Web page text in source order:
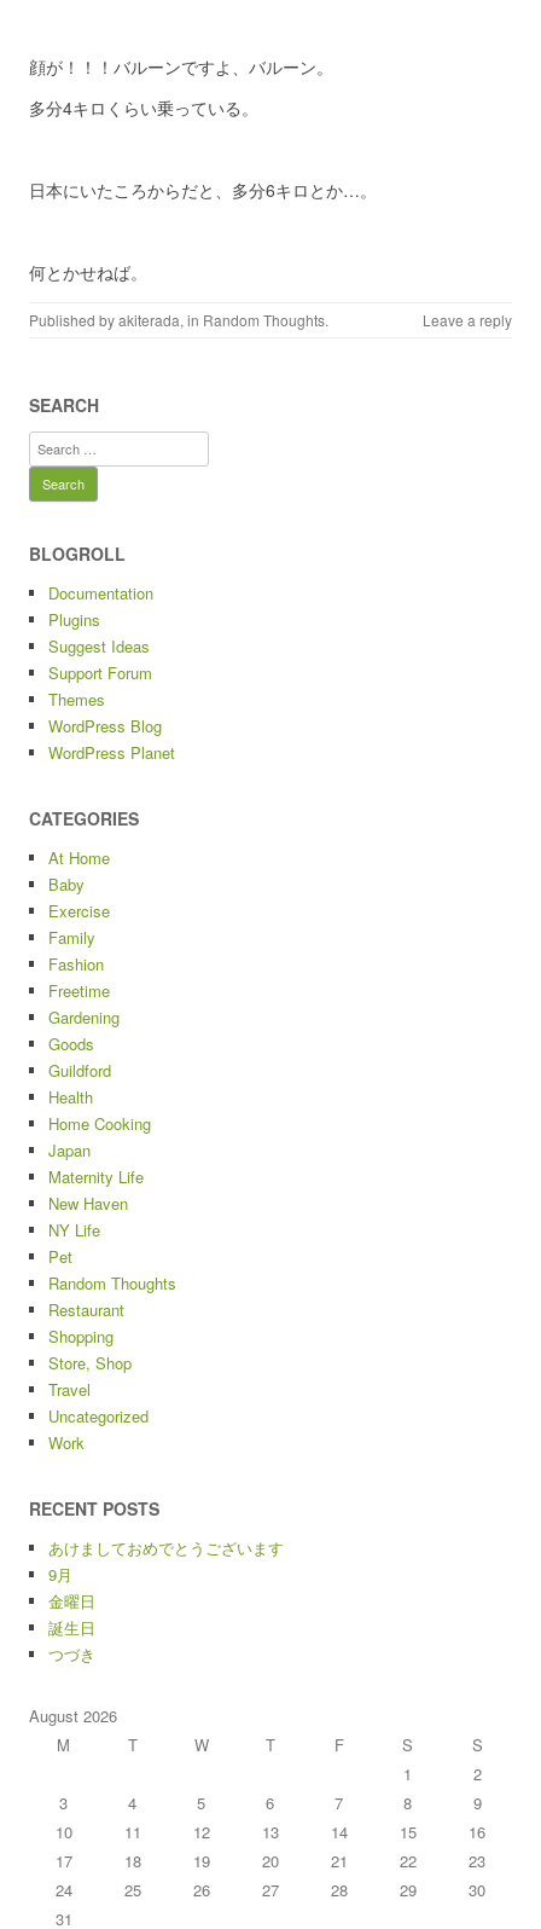
顔が！！！バルーンですよ、バルーン。
多分4キロくらい乗っている。
日本にいたころからだと、多分6キロとか…。
何とかせねば。
Published byakiterada, in Random Thoughts. Leave a reply
SEARCH
Search
for:
BLOGROLL
Documentation
Plugins
Suggest Ideas
Support Forum
Themes
WordPress Blog
WordPress Planet
CATEGORIES
At Home
Baby
Exercise
Family
Fashion
Freetime
Gardening
Goods
Guildford
Health
Home Cooking
Japan
Maternity Life
New Haven
NY Life
Pet
Random Thoughts
Restaurant
Shopping
Store, Shop
Travel
Uncategorized
Work
RECENT POSTS
あけましておめでとうございます
9月
金曜日
誕生日
つづき
August 2026
M
T W T F S
S
1
2
3
4 5 6 7 8
9
10
11 12 13 14 15
16
17
18 19 20 21 22
23
24
25 26 27 28 29
30
31